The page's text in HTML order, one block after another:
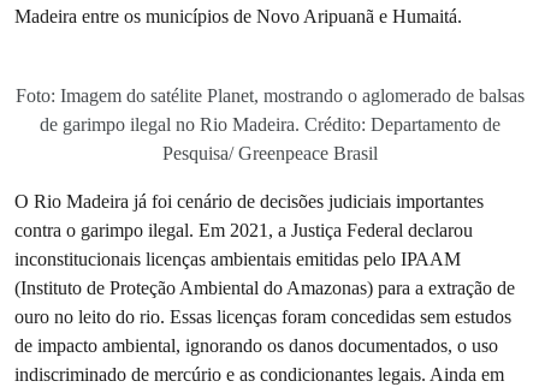
Madeira entre os municípios de Novo Aripuanã e Humaitá.
Foto: Imagem do satélite Planet, mostrando o aglomerado de balsas
de garimpo ilegal no Rio Madeira. Crédito: Departamento de
Pesquisa/ Greenpeace Brasil
O Rio Madeira já foi cenário de decisões judiciais importantes
contra o garimpo ilegal. Em 2021, a Justiça Federal declarou
inconstitucionais licenças ambientais emitidas pelo IPAAM
(Instituto de Proteção Ambiental do Amazonas) para a extração de
ouro no leito do rio. Essas licenças foram concedidas sem estudos
de impacto ambiental, ignorando os danos documentados, o uso
indiscriminado de mercúrio e as condicionantes legais. Ainda em